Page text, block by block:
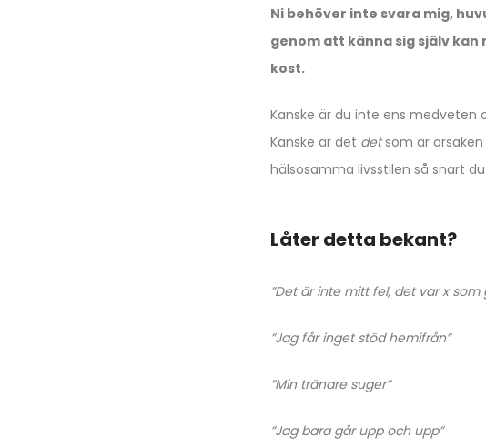
Ni behöver inte svara mig,
genom att känna sig själv
kost.
Kanske är du inte ens medveten
Kanske är det detsom är
hälsosamma livsstilen så snart
Låter detta bekant?
”Det är inte mitt fel, det var x som
”Jag får inget stöd hemifrån”
”Min tränare suger”
”Jag bara går upp och upp”